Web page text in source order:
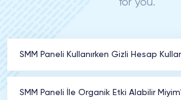
for you.
SMM Paneli Kullanırken Gizli Hesap
SMM Paneli İle Organik Etki Alabilir